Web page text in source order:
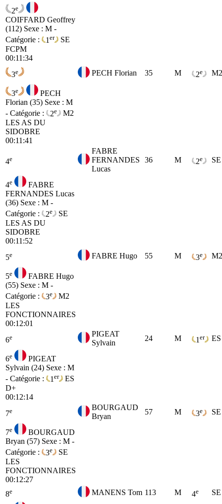
2e
COIFFARD Geoffrey
(112) Sexe : M -
Catégorie :
1 er
SE
FCPM
00:11:34
3e PECH Florian 35 M 2e M2
3e
PECH
Florian (35) Sexe : M
- Catégorie :
2e
M2
LES AS DU
SIDOBRE
00:11:41
4e
FABRE
FERNANDES
Lucas
36 M 2e SE
4e
FABRE
FERNANDES Lucas
(36) Sexe : M -
Catégorie :
2e
SE
LES AS DU
SIDOBRE
00:11:52
5e FABRE Hugo 55 M 3e M2
5e
FABRE Hugo
(55) Sexe : M -
Catégorie :
3e
M2
LES
FONCTIONNAIRES
00:12:01
6e
PIGEAT
Sylvain
24 M 1 er ES
6e
PIGEAT
Sylvain (24) Sexe : M
- Catégorie :
1 er
ES
D+
00:12:14
7e
BOURGAUD
Bryan
57 M 3e SE
7e
BOURGAUD
Bryan (57) Sexe : M -
Catégorie :
3e
SE
LES
FONCTIONNAIRES
00:12:27
8e MANENS Tom 113 M 4e SE